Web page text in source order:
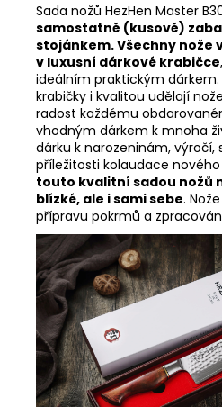
Sada nožů HezHen Master
samostatně (kusově)
stojánkem. Všechny nože
v luxusní dárkové krabičce
ideálním praktickým
krabičky i kvalitou udělají
radost každému
vhodným dárkem k mnoha
dárku k narozeninám, výročí,
příležitosti kolaudace
touto kvalitní sadou nožů
blízké, ale i sami sebe.
přípravu pokrmů a